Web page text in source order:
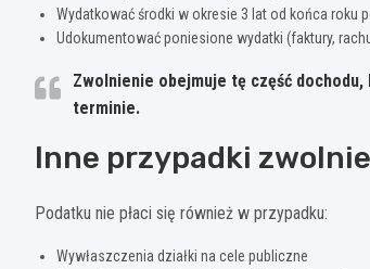
Wydatkować środki w okresie 3 lat od końca roku
Udokumentować poniesione wydatki (faktury,
Zwolnienie obejmuje tę część
terminie.
Inne przypadki
Podatku nie płaci się również w przypadku:
Wywłaszczenia działki na cele publiczne